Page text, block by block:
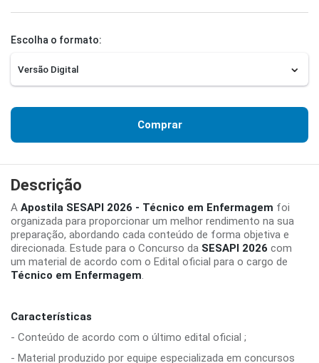
Escolha o formato:
Comprar
Descrição
A Apostila SESAPI 2026 - Técnico em Enfermagem foi
organizada para proporcionar um melhor rendimento na sua
preparação, abordando cada conteúdo de forma objetiva e
direcionada. Estude para o Concurso da SESAPI 2026 com
um material de acordo com o Edital oficial para o cargo de
Técnico em Enfermagem.
Características
- Conteúdo de acordo com o último edital oficial ;
- Material produzido por equipe especializada em concursos